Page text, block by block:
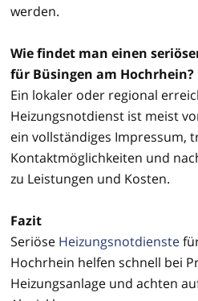
werden.
Wie findet man einen
für Büsingen am Hochrhein?
Ein lokaler oder regional
Heizungsnotdienst ist meist
ein vollständiges Impressum,
Kontaktmöglichkeiten und
zu Leistungen und Kosten.
Fazit
Seriöse Heizungsnotdienste
Hochrhein helfen schnell bei
Heizungsanlage und achten